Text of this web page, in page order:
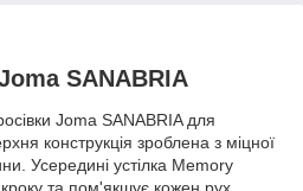
SANABRIA
Joma SANABRIA для
конструкція зроблена з міцної
Усередині устілка Memory